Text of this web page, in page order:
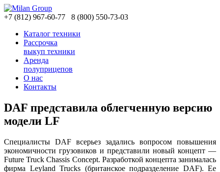
+7 (812) 967-60-77 8 (800) 550-73-03
Каталог техники
Рассрочка
выкуп техники
Аренда
полуприцепов
О нас
Контакты
DAF представила облегченную версию
модели LF
Специалисты DAF всерьез задались вопросом повышения
экономичности грузовиков и представили новый концепт —
Future Truck Chassis Concept. Разработкой концепта занималась
фирма Leyland Trucks (британское подразделение DAF). Ее